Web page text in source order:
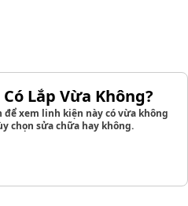
Lắp Vừa Không?
xem linh kiện này có vừa không
chọn sửa chữa hay không.